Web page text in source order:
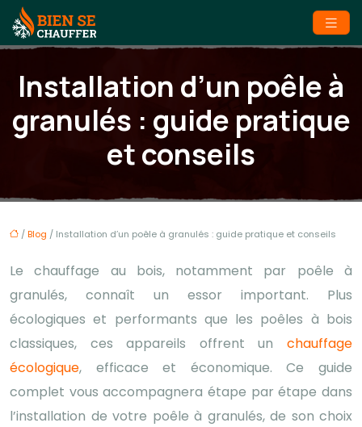
Installation d’un poêle à
granulés : guide pratique
et conseils
/Blog / Installation d’un poêle à granulés : guide pratique et conseils
Le chauffage au bois, notamment par poêle à
granulés, connaît un essor important. Plus
écologiques et performants que les poêles à bois
classiques, ces appareils offrent un chauffage
écologique, efficace et économique. Ce guide
complet vous accompagnera étape par étape dans
l’installation de votre poêle à granulés, de son choix